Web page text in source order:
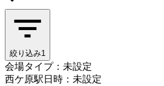
絞り込み1
会場タイプ：未設定
西ケ原駅日時：未設定